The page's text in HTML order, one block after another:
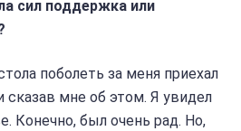
сил поддержка или
поболеть за меня приехал
сказав мне об этом. Я увидел
Конечно, был очень рад. Но,